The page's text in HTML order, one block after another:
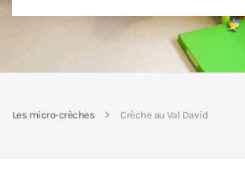
Les micro-crèches Crèche au Val David